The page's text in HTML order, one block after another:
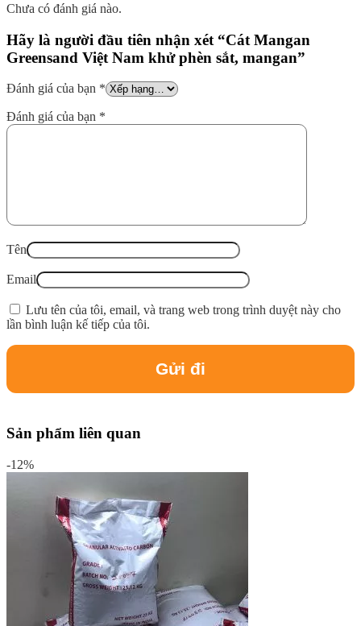
Chưa có đánh giá nào.
Hãy là người đầu tiên nhận xét “Cát Mangan
Greensand Việt Nam khử phèn sắt, mangan”
Đánh giá của bạn *
Đánh giá của bạn *
Tên
Email
Lưu tên của tôi, email, và trang web trong trình duyệt này cho
lần bình luận kế tiếp của tôi.
Sản phẩm liên quan
-12%